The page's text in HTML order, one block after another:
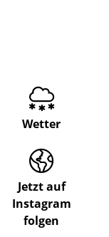
Wetter
Jetzt auf
Instagram
folgen